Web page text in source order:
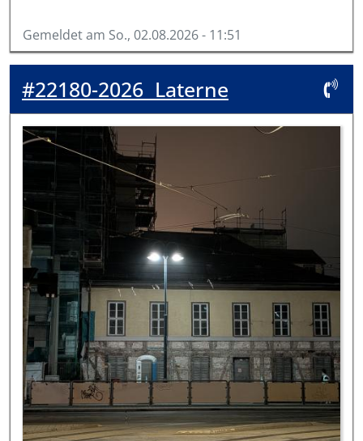
Gemeldet am So., 02.08.2026 - 11:51
#22180-2026 Laterne